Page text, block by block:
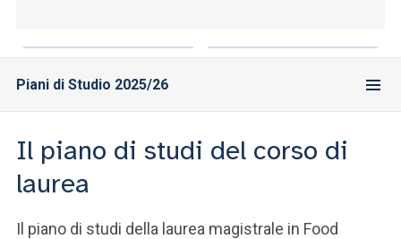
Piani di Studio 2025/26
Il piano di studi del corso di
laurea
Il piano di studi della laurea magistrale in Food